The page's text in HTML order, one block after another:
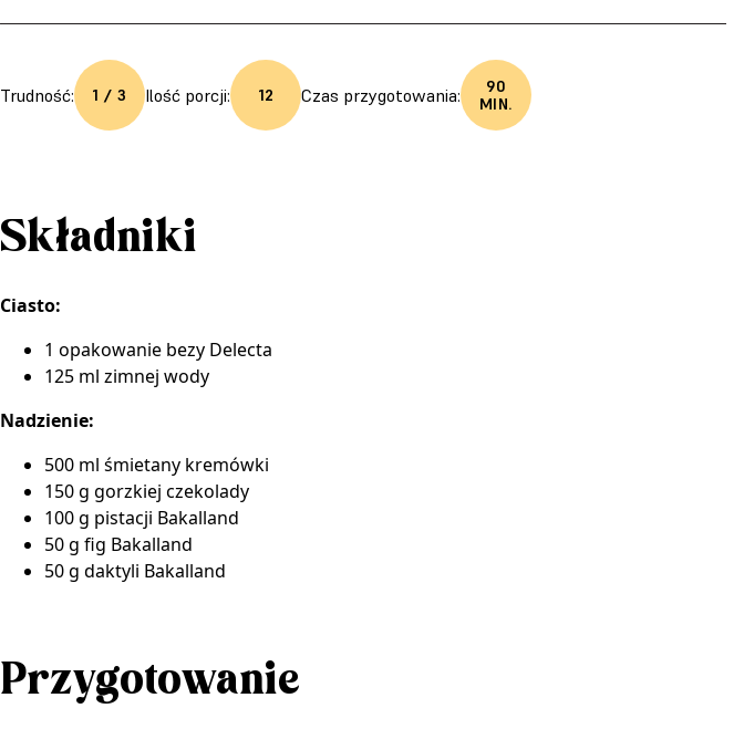
Trudność: 1 / 3 Ilość porcji: 12 Czas przygotowania:
90
MIN.
Składniki
Ciasto:
1 opakowanie bezy Delecta
125 ml zimnej wody
Nadzienie:
500 ml śmietany kremówki
150 g gorzkiej czekolady
100 g pistacji Bakalland
50 g fig Bakalland
50 g daktyli Bakalland
Przygotowanie